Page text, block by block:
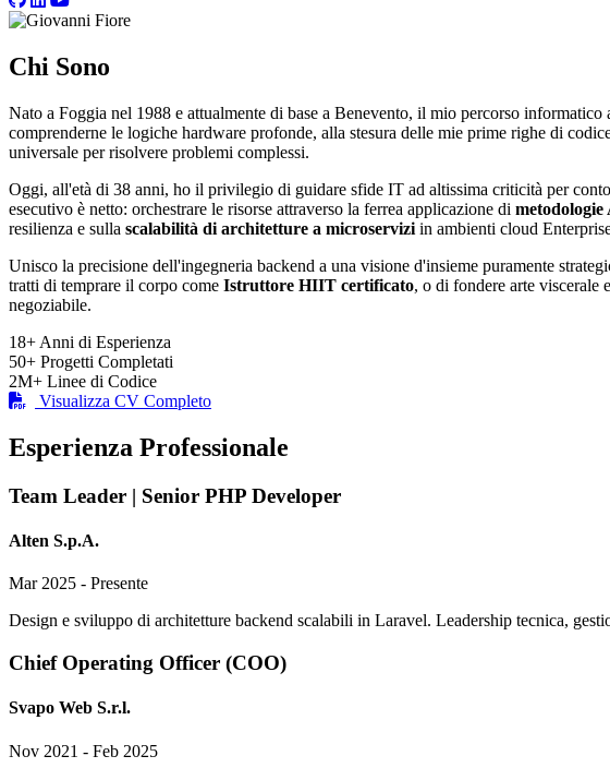
Chi Sono
Nato a Foggia nel 1988 e attualmente di base a Benevento, il mio percorso
comprenderne le logiche hardware profonde, alla stesura delle mie prime righe di
universale per risolvere problemi complessi.
Oggi, all'età di 38 anni, ho il privilegio di guidare sfide IT ad altissima criticità per
esecutivo è netto: orchestrare le risorse attraverso la ferrea applicazione di
resilienza e sulla scalabilità di architetture a microservizi in ambienti cloud
Unisco la precisione dell'ingegneria backend a una visione d'insieme puramente
tratti di temprare il corpo come Istruttore HIIT certificato, o di fondere arte viscerale
negoziabile.
18+ Anni di Esperienza
50+ Progetti Completati
2M+ Linee di Codice
Visualizza CV Completo
Esperienza Professionale
Team Leader | Senior PHP Developer
Alten S.p.A.
Mar 2025 - Presente
Design e sviluppo di architetture backend scalabili in Laravel. Leadership tecnica,
Chief Operating Officer (COO)
Svapo Web S.r.l.
Nov 2021 - Feb 2025